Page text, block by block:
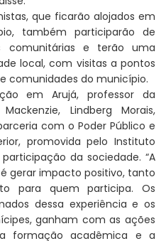
que ficarão alojados em
também participarão de
comunitárias e terão uma
local, com visitas a pontos
comunidades do município.
em Arujá, professor da
Lindberg Morais,
com o Poder Público e
promovida pelo Instituto
da sociedade. “A
gerar impacto positivo, tanto
para quem participa. Os
dessa experiência e os
ganham com as ações
formação acadêmica e a